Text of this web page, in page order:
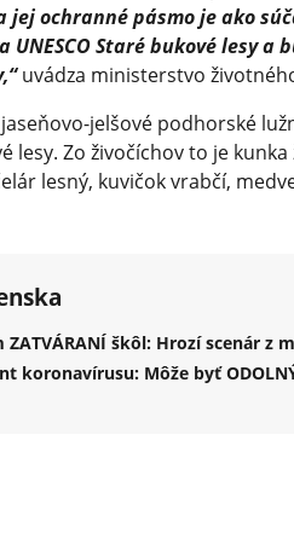
jej ochranné pásmo je ako
Staré bukové lesy a
uvádza ministerstvo
jelšové podhorské
lesy. Zo živočíchov to je
lesný, kuvičok vrabčí,
škôl: Hrozí scenár z
koronavírusu: Môže byť